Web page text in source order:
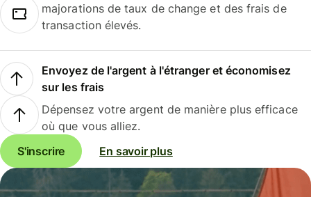
majorations de taux de change et des frais de
transaction élevés.
Envoyez de l'argent à l'étranger et économisez
sur les frais
Dépensez votre argent de manière plus efficace
où que vous alliez.
S'inscrire
En savoir plus